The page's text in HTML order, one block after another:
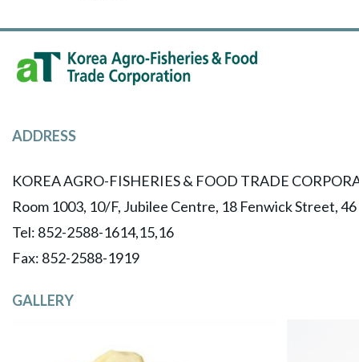
ADDRESS
KOREA AGRO-FISHERIES & FOOD TRADE
Room 1003, 10/F, Jubilee Centre, 18 Fenwick Street,
Tel: 852-2588-1614,15,16
​Fax: 852-2588-1919
GALLERY